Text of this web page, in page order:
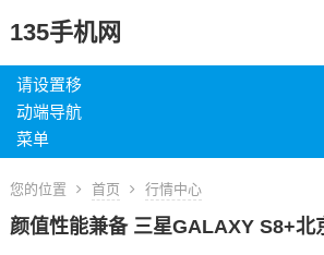
135手机网
请设置移
动端导航
菜单
您的位置 首页 行情中心
颜值性能兼备 三星GALAXY S8+北